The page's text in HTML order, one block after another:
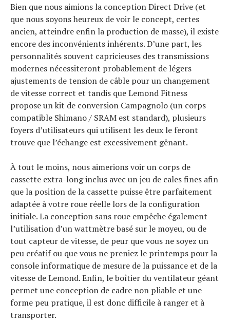
Bien que nous aimions la conception Direct Drive (et
que nous soyons heureux de voir le concept, certes
ancien, atteindre enfin la production de masse), il existe
encore des inconvénients inhérents. D’une part, les
personnalités souvent capricieuses des transmissions
modernes nécessiteront probablement de légers
ajustements de tension de câble pour un changement
de vitesse correct et tandis que Lemond Fitness
propose un kit de conversion Campagnolo (un corps
compatible Shimano / SRAM est standard), plusieurs
foyers d’utilisateurs qui utilisent les deux le feront
trouve que l’échange est excessivement gênant.
À tout le moins, nous aimerions voir un corps de
cassette extra-long inclus avec un jeu de cales fines afin
que la position de la cassette puisse être parfaitement
adaptée à votre roue réelle lors de la configuration
initiale. La conception sans roue empêche également
l’utilisation d’un wattmètre basé sur le moyeu, ou de
tout capteur de vitesse, de peur que vous ne soyez un
peu créatif ou que vous ne preniez le printemps pour la
console informatique de mesure de la puissance et de la
vitesse de Lemond. Enfin, le boîtier du ventilateur géant
permet une conception de cadre non pliable et une
forme peu pratique, il est donc difficile à ranger et à
transporter.